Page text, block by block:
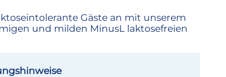
Gäste an mit unserem
und milden MinusL laktosefreien